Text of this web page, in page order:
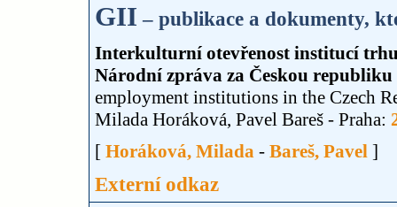
GII – publikace a dokumenty,
Interkulturní otevřenost institucí trhu
Národní zpráva za Českou republiku
employment institutions in the Czech
Milada Horáková, Pavel Bareš - Praha:
[ Horáková, Milada - Bareš, Pavel ]
Externí odkaz